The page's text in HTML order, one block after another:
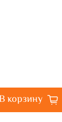
корзину